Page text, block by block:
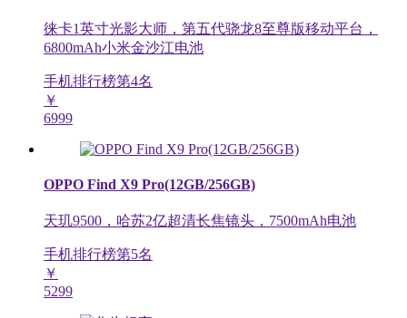
徕卡1英寸光影大师，第五代骁龙8至尊版移动平台，
6800mAh小米金沙江电池
手机排行榜第4名
￥
6999
OPPO Find X9 Pro(12GB/256GB)
天玑9500，哈苏2亿超清长焦镜头，7500mAh电池
手机排行榜第5名
￥
5299